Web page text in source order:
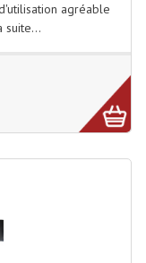
agréable
suite...